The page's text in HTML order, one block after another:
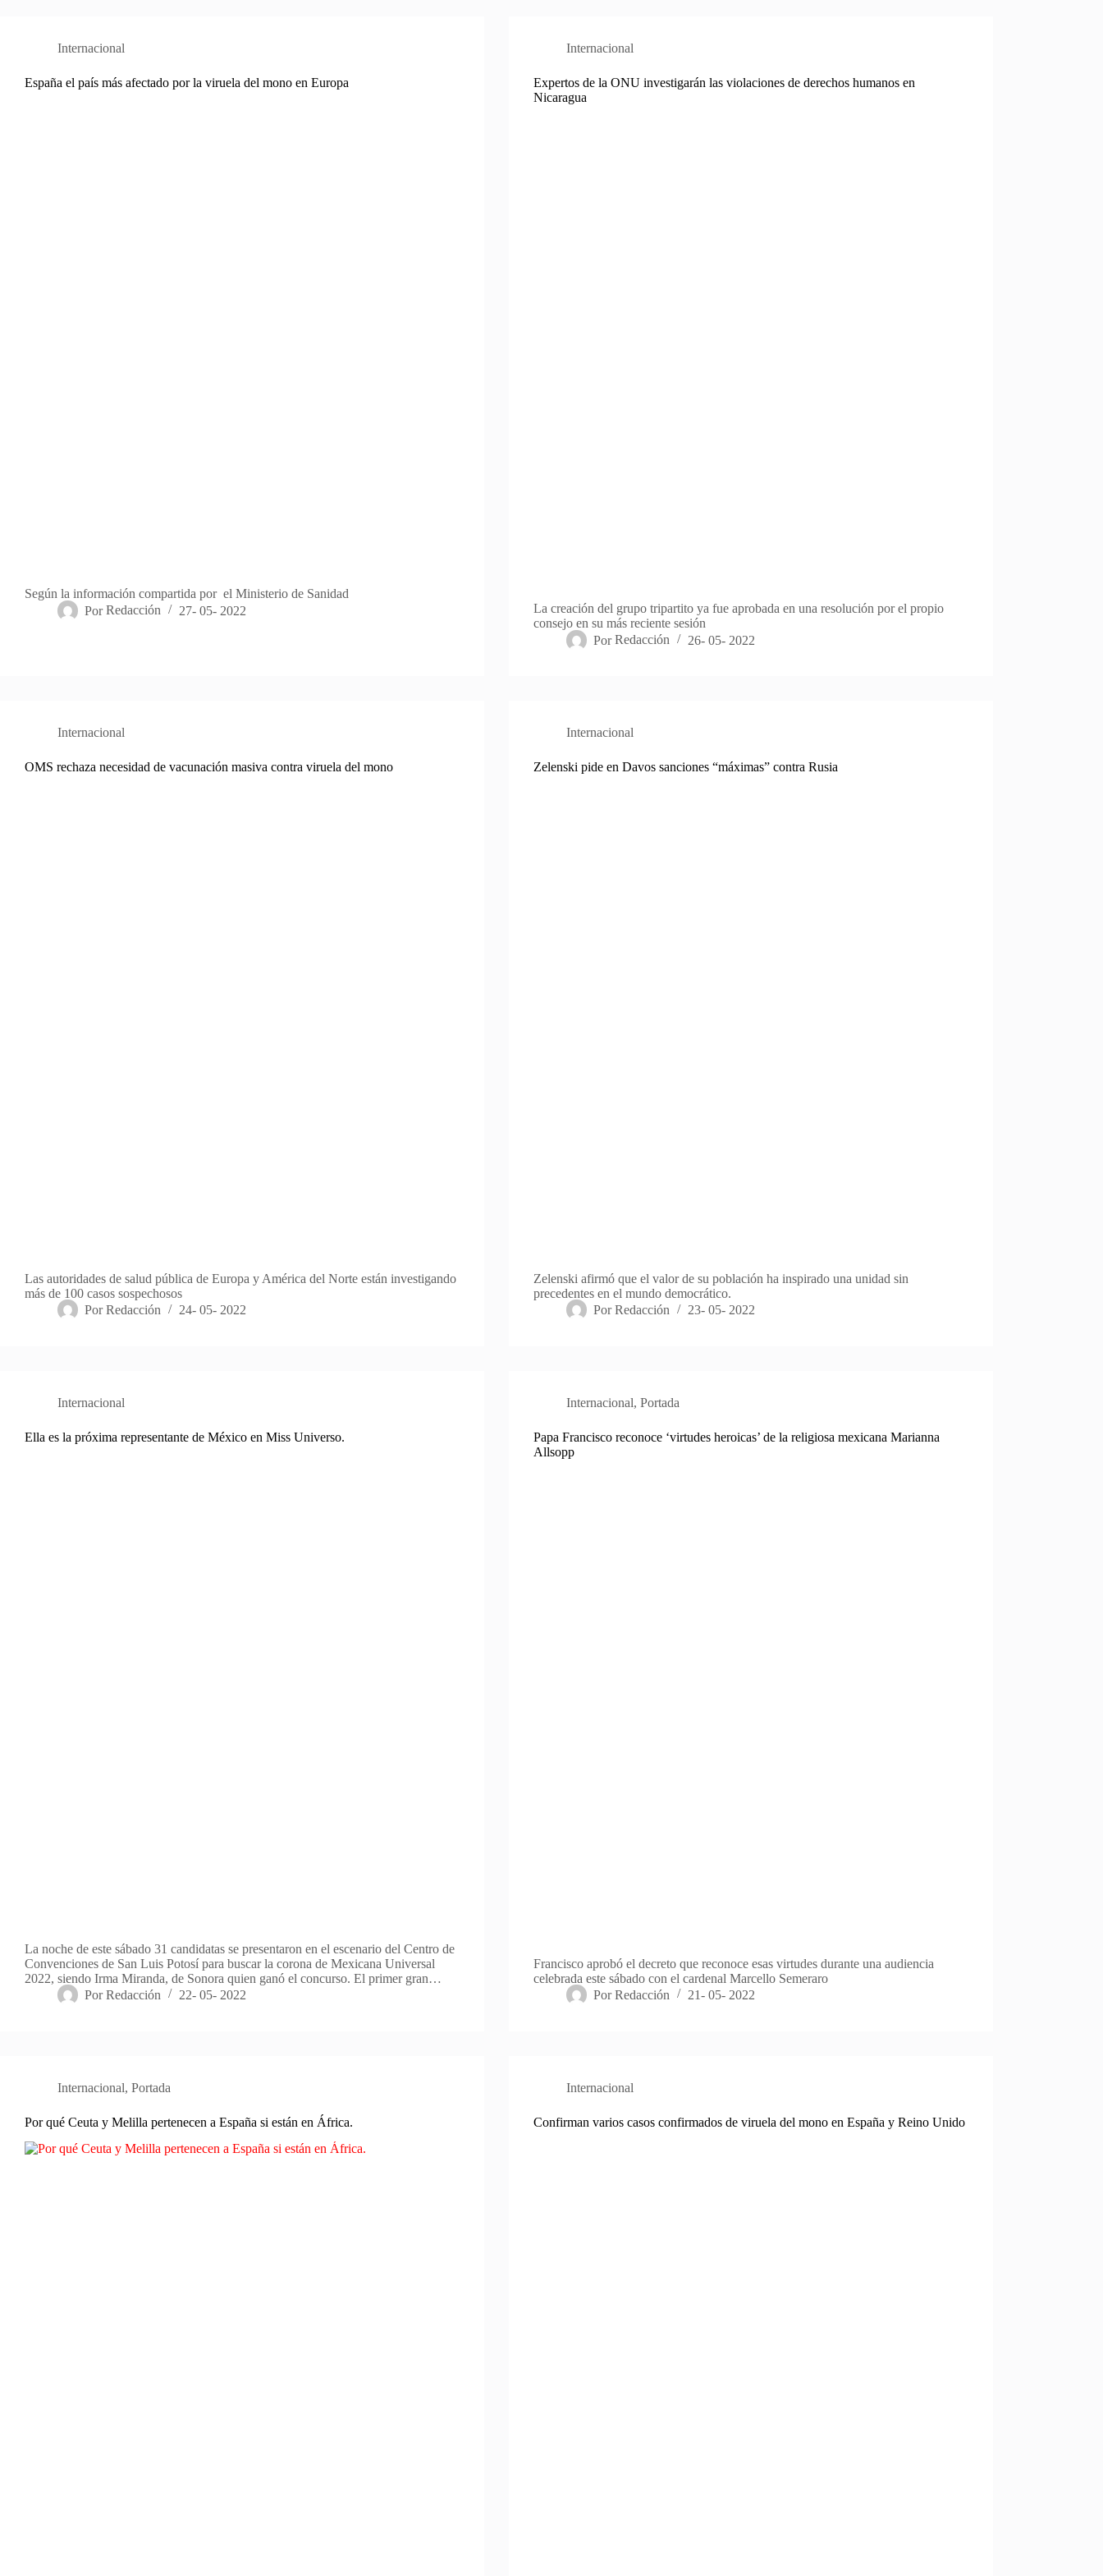
Internacional
España el país más afectado por la viruela del mono en Europa
Según la información compartida por el Ministerio de Sanidad
Por Redacción 27- 05- 2022
Internacional
Expertos de la ONU investigarán las violaciones de derechos humanos en
Nicaragua
La creación del grupo tripartito ya fue aprobada en una resolución por el propio
consejo en su más reciente sesión
Por Redacción 26- 05- 2022
Internacional
OMS rechaza necesidad de vacunación masiva contra viruela del mono
Las autoridades de salud pública de Europa y América del Norte están investigando
más de 100 casos sospechosos
Por Redacción 24- 05- 2022
Internacional
Zelenski pide en Davos sanciones “máximas” contra Rusia
Zelenski afirmó que el valor de su población ha inspirado una unidad sin
precedentes en el mundo democrático.
Por Redacción 23- 05- 2022
Internacional
Ella es la próxima representante de México en Miss Universo.
La noche de este sábado 31 candidatas se presentaron en el escenario del Centro de
Convenciones de San Luis Potosí para buscar la corona de Mexicana Universal
2022, siendo Irma Miranda, de Sonora quien ganó el concurso. El primer gran…
Por Redacción 22- 05- 2022
Internacional, Portada
Papa Francisco reconoce ‘virtudes heroicas’ de la religiosa mexicana Marianna
Allsopp
Francisco aprobó el decreto que reconoce esas virtudes durante una audiencia
celebrada este sábado con el cardenal Marcello Semeraro
Por Redacción 21- 05- 2022
Internacional, Portada
Por qué Ceuta y Melilla pertenecen a España si están en África.
Internacional
Confirman varios casos confirmados de viruela del mono en España y Reino Unido